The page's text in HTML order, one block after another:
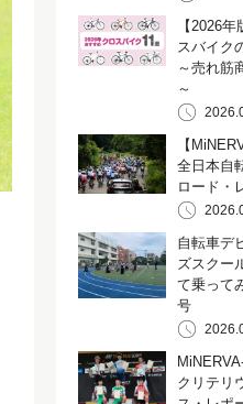
【2026
スバイク
～売れ筋
～
【
全日本自
ロード・
自転車デ
ズスクー
て乗って
号
クリテリ